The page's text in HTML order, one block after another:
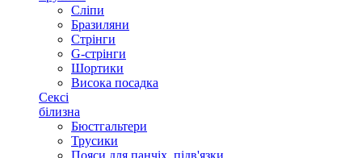
Сліпи
Бразиляни
Стрінги
G-стрінги
Шортики
Висока посадка
Сексі
білизна
Бюстгальтери
Трусики
Пояси для панчіх, підв'язки